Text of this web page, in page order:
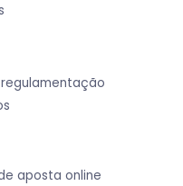
aposta online